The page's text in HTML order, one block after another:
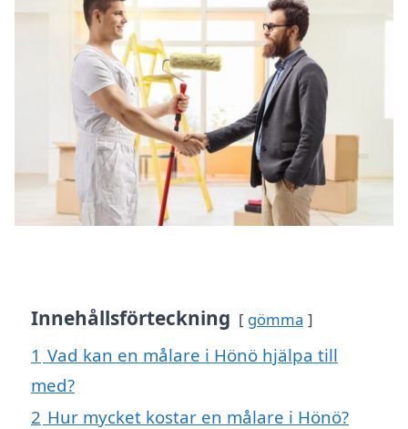
Innehållsförteckning gömma
1 Vad kan en målare i Hönö hjälpa till
med?
2 Hur mycket kostar en målare i Hönö?